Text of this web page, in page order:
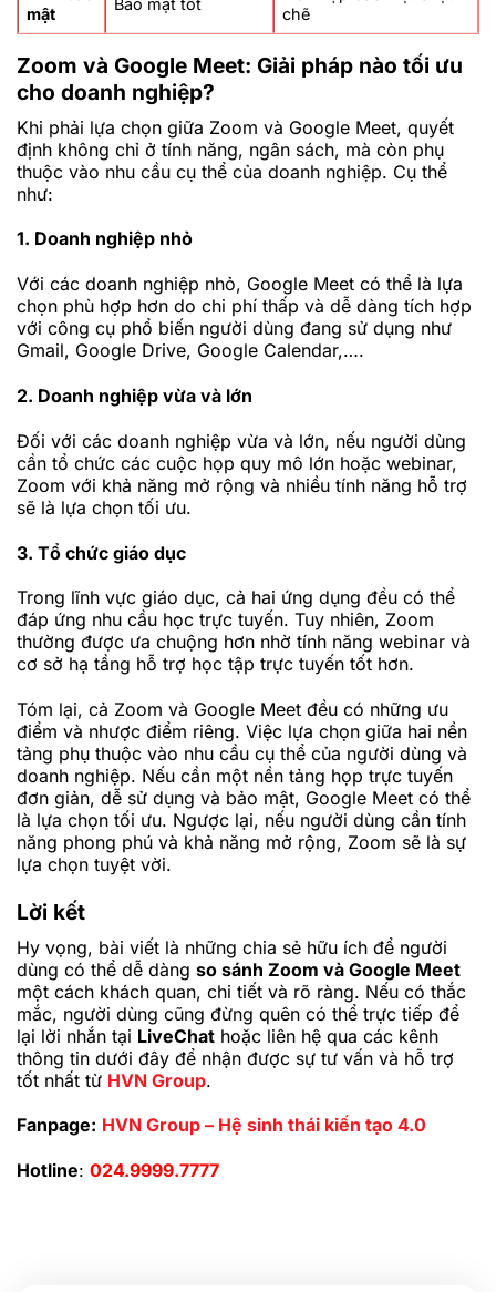
mật
Bảo mật tốt
chẽ
Zoom và Google Meet: Giải pháp nào tối ưu
cho doanh nghiệp?
Khi phải lựa chọn giữa Zoom và Google Meet, quyết
định không chỉ ở tính năng, ngân sách, mà còn phụ
thuộc vào nhu cầu cụ thể của doanh nghiệp. Cụ thể
như:
1. Doanh nghiệp nhỏ
Với các doanh nghiệp nhỏ, Google Meet có thể là lựa
chọn phù hợp hơn do chi phí thấp và dễ dàng tích hợp
với công cụ phổ biến người dùng đang sử dụng như
Gmail, Google Drive, Google Calendar,….
2. Doanh nghiệp vừa và lớn
Đối với các doanh nghiệp vừa và lớn, nếu người dùng
cần tổ chức các cuộc họp quy mô lớn hoặc webinar,
Zoom với khả năng mở rộng và nhiều tính năng hỗ trợ
sẽ là lựa chọn tối ưu.
3. Tổ chức giáo dục
Trong lĩnh vực giáo dục, cả hai ứng dụng đều có thể
đáp ứng nhu cầu học trực tuyến. Tuy nhiên, Zoom
thường được ưa chuộng hơn nhờ tính năng webinar và
cơ sở hạ tầng hỗ trợ học tập trực tuyến tốt hơn.
Tóm lại, cả Zoom và Google Meet đều có những ưu
điểm và nhược điểm riêng. Việc lựa chọn giữa hai nền
tảng phụ thuộc vào nhu cầu cụ thể của người dùng và
doanh nghiệp. Nếu cần một nền tảng họp trực tuyến
đơn giản, dễ sử dụng và bảo mật, Google Meet có thể
là lựa chọn tối ưu. Ngược lại, nếu người dùng cần tính
năng phong phú và khả năng mở rộng, Zoom sẽ là sự
lựa chọn tuyệt vời.
Lời kết
Hy vọng, bài viết là những chia sẻ hữu ích để người
dùng có thể dễ dàng so sánh Zoom và Google Meet
một cách khách quan, chi tiết và rõ ràng. Nếu có thắc
mắc, người dùng cũng đừng quên có thể trực tiếp để
lại lời nhắn tại LiveChat hoặc liên hệ qua các kênh
thông tin dưới đây để nhận được sự tư vấn và hỗ trợ
tốt nhất từ HVN Group.
Fanpage: HVN Group – Hệ sinh thái kiến tạo 4.0
Hotline: 024.9999.7777